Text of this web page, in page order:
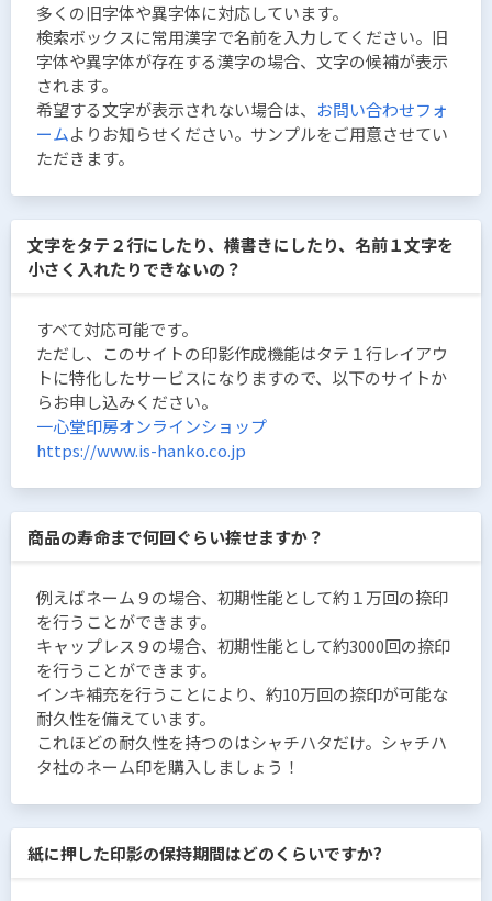
多くの旧字体や異字体に対応しています。
検索ボックスに常用漢字で名前を入力してください。旧
字体や異字体が存在する漢字の場合、文字の候補が表示
されます。
希望する文字が表示されない場合は、 お問い合わせフォ
ームよりお知らせください。サンプルをご用意させてい
ただきます。
文字をタテ２行にしたり、横書きにしたり、名前１文字を
小さく入れたりできないの？
すべて対応可能です。
ただし、このサイトの印影作成機能はタテ１行レイアウ
トに特化したサービスになりますので、以下のサイトか
らお申し込みください。
一心堂印房オンラインショップ
https://www.is-hanko.co.jp
商品の寿命まで何回ぐらい捺せますか？
例えばネーム９の場合、初期性能として約１万回の捺印
を行うことができます。
キャップレス９の場合、初期性能として約3000回の捺印
を行うことができます。
インキ補充を行うことにより、約10万回の捺印が可能な
耐久性を備えています。
これほどの耐久性を持つのはシャチハタだけ。シャチハ
タ社のネーム印を購入しましょう！
紙に押した印影の保持期間はどのくらいですか?